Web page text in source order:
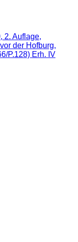
2. Auflage,
der Hofburg,
P.128) Erh. IV